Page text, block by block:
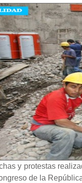
y protestas
de la